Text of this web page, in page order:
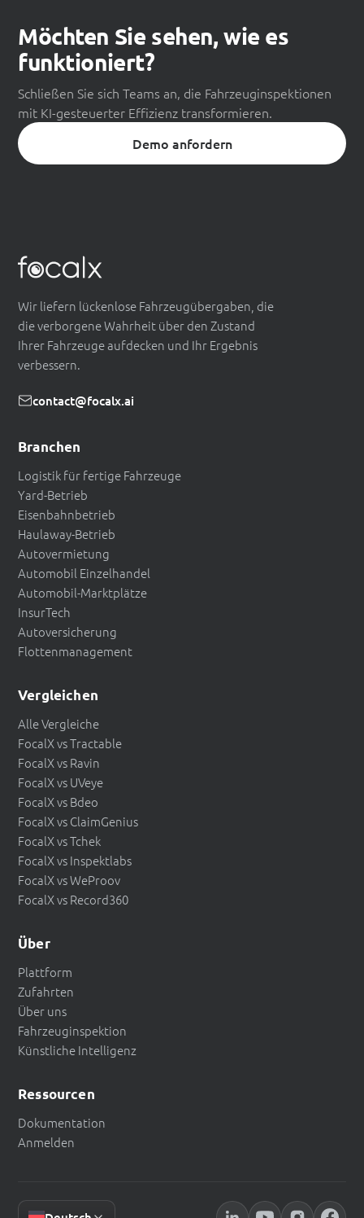
Möchten Sie sehen, wie es
funktioniert?
Schließen Sie sich Teams an, die Fahrzeuginspektionen
mit KI-gesteuerter Effizienz transformieren.
Demo anfordern
Wir liefern lückenlose Fahrzeugübergaben, die
die verborgene Wahrheit über den Zustand
Ihrer Fahrzeuge aufdecken und Ihr Ergebnis
verbessern.
contact@focalx.ai
Branchen
Logistik für fertige Fahrzeuge
Yard-Betrieb
Eisenbahnbetrieb
Haulaway-Betrieb
Autovermietung
Automobil Einzelhandel
Automobil-Marktplätze
InsurTech
Autoversicherung
Flottenmanagement
Vergleichen
Alle Vergleiche
FocalX vs Tractable
FocalX vs Ravin
FocalX vs UVeye
FocalX vs Bdeo
FocalX vs ClaimGenius
FocalX vs Tchek
FocalX vs Inspektlabs
FocalX vs WeProov
FocalX vs Record360
Über
Plattform
Zufahrten
Über uns
Fahrzeuginspektion
Künstliche Intelligenz
Ressourcen
Dokumentation
Anmelden